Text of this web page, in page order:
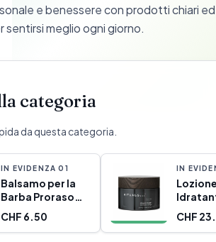
e benessere con prodotti chiari
sentirsi meglio ogni giorno.
categoria
da questa categoria.
IN EVIDENZA 0 1
Balsamo per la
Barba Proraso
400732 100 ml
CHF 6.50
IN
CHF